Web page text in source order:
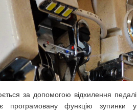
за допомогою відхилення педалі
програмовану функцію зупинки у